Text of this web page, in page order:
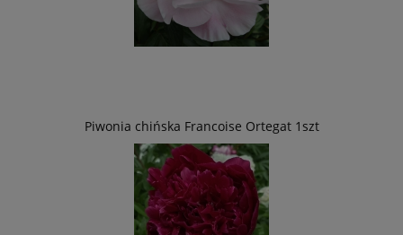
Piwonia chińska Francoise Ortegat 1szt